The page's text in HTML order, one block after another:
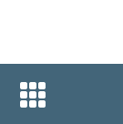
ปฏิทินกิจ
ปฏิทินกิจ